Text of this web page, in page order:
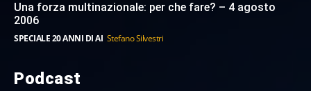
Una forza multinazionale: per che fare? – 4 agosto
2006
SPECIALE 20 ANNI DI AI Stefano Silvestri
Podcast